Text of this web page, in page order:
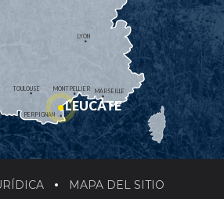
MONTPELLIER
PERPIGNAN
MARSEILLE
TOULOUSE
LYON
LEUCATE
MAPA DEL SITIO